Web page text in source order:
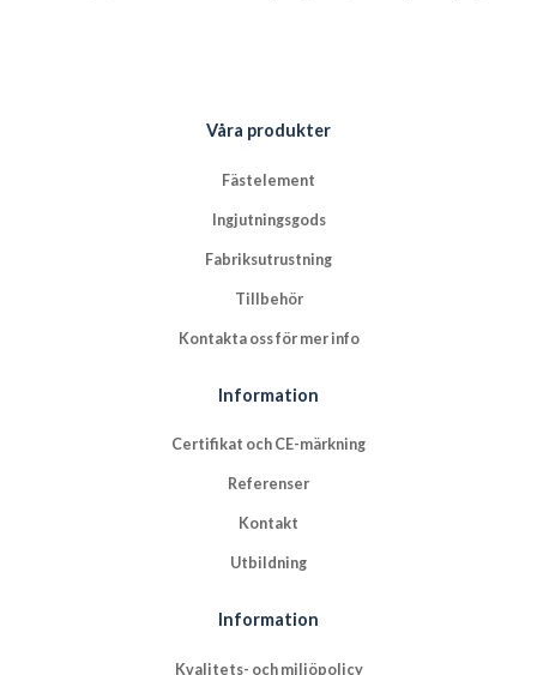
Våra produkter
Fästelement
Ingjutningsgods
Fabriksutrustning
Tillbehör
Kontakta oss för mer info
Information
Certifikat och CE-märkning
Referenser
Kontakt
Utbildning
Information
Kvalitets- och miljöpolicy